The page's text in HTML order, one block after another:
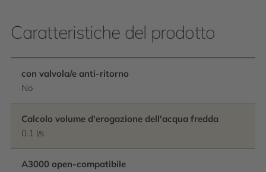
Caratteristiche del prodotto
con valvola/e anti-ritorno
No
Calcolo volume d'erogazione dell'acqua fredda
0.1 l/s
A3000 open-compatibile